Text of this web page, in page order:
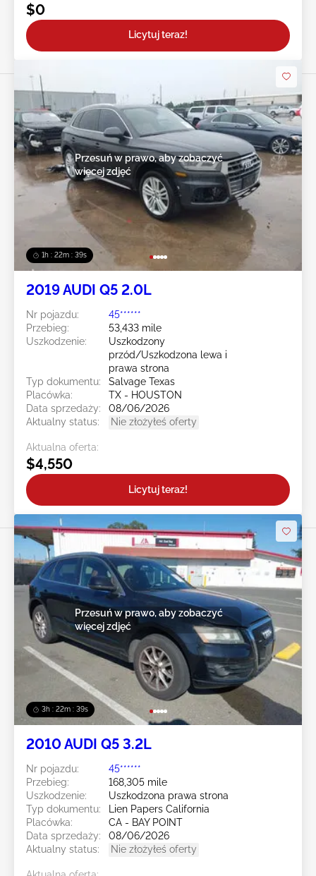
$0
Licytuj teraz!
1h : 22m : 36s
Przesuń w prawo, aby zobaczyć
więcej zdjęć
2019 AUDI Q5 2.0L
Nr pojazdu:
45******
Przebieg:
53,433 mile
Uszkodzenie:
Uszkodzony
przód/Uszkodzona lewa i
prawa strona
Typ dokumentu:
Salvage Texas
Placówka:
TX - HOUSTON
Data sprzedaży:
08/06/2026
Aktualny status:
Nie złożyłeś oferty
Aktualna oferta:
$4,550
Licytuj teraz!
3h : 22m : 36s
Przesuń w prawo, aby zobaczyć
więcej zdjęć
2010 AUDI Q5 3.2L
Nr pojazdu:
45******
Przebieg:
168,305 mile
Uszkodzenie:
Uszkodzona prawa strona
Typ dokumentu:
Lien Papers California
Placówka:
CA - BAY POINT
Data sprzedaży:
08/06/2026
Aktualny status:
Nie złożyłeś oferty